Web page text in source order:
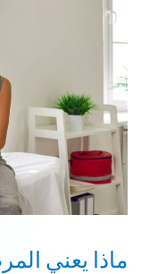
ماذا يعني